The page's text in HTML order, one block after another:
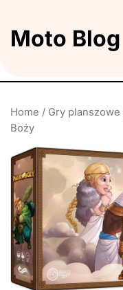
Moto Blog
Home / Gry planszowe
Boży